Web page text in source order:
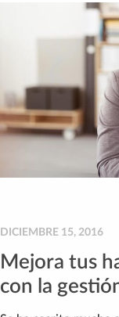
DICIEMBRE 15, 2016
Mejora tus
con la